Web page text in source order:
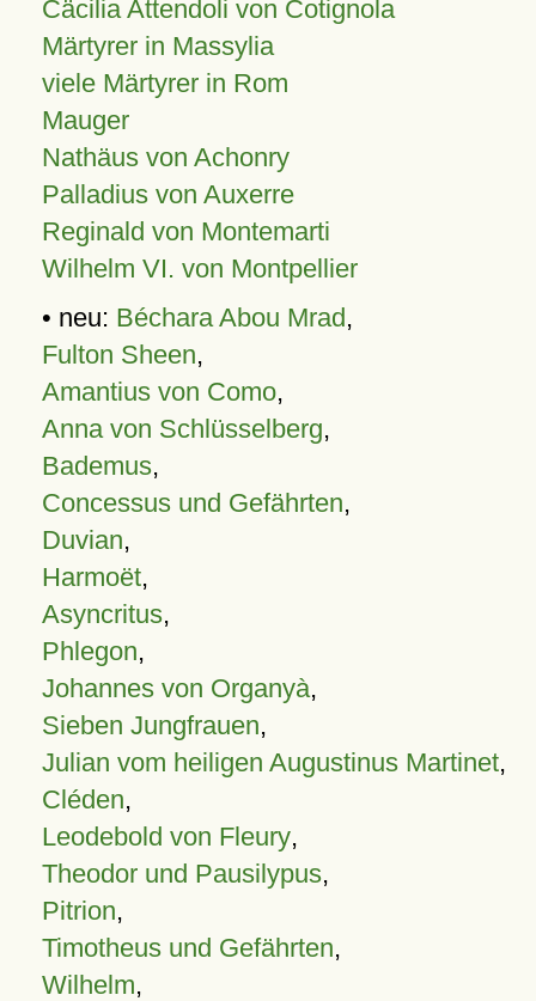
Cäcilia Attendoli von Cotignola
Märtyrer in Massylia
viele Märtyrer in Rom
Mauger
Nathäus von Achonry
Palladius von Auxerre
Reginald von Montemarti
Wilhelm VI. von Montpellier
• neu: Béchara Abou Mrad,
Fulton Sheen,
Amantius von Como,
Anna von Schlüsselberg,
Bademus,
Concessus und Gefährten,
Duvian,
Harmoët,
Asyncritus,
Phlegon,
Johannes von Organyà,
Sieben Jungfrauen,
Julian vom heiligen Augustinus Martinet,
Cléden,
Leodebold von Fleury,
Theodor und Pausilypus,
Pitrion,
Timotheus und Gefährten,
Wilhelm,